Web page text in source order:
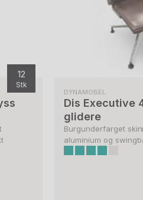
12
Stk
DYNAMOBEL
Dis Executive
glidere
Burgunderfarget
aluminium og